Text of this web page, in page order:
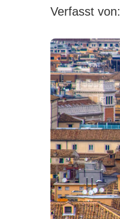
Verfasst von: